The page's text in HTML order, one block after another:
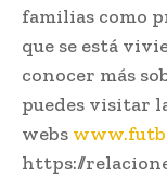
familias como
que se está
conocer más
puedes visitar
webs
https://